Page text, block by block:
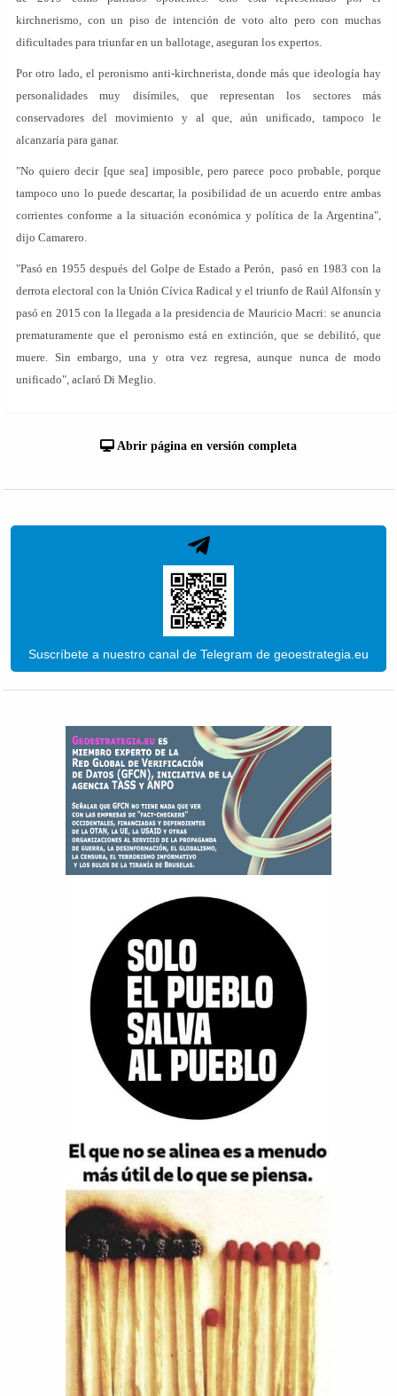
kirchnerismo, con un piso de intención de voto alto pero con muchas
dificultades para triunfar en un ballotage, aseguran los expertos.
Por otro lado, el peronismo anti-kirchnerista, donde más que ideología hay
personalidades muy disímiles, que representan los sectores más
conservadores del movimiento y al que, aún unificado, tampoco le
alcanzaría para ganar.
"No quiero decir [que sea] imposible, pero parece poco probable, porque
tampoco uno lo puede descartar, la posibilidad de un acuerdo entre ambas
corrientes conforme a la situación económica y política de la Argentina",
dijo Camarero.
"Pasó en 1955 después del Golpe de Estado a Perón, pasó en 1983 con la
derrota electoral con la Unión Cívica Radical y el triunfo de Raúl Alfonsín y
pasó en 2015 con la llegada a la presidencia de Mauricio Macri: se anuncia
prematuramente que el peronismo está en extinción, que se debilitó, que
muere. Sin embargo, una y otra vez regresa, aunque nunca de modo
unificado", aclaró Di Meglio.
Abrir página en versión completa
Suscríbete a nuestro canal de Telegram de geoestrategia.eu